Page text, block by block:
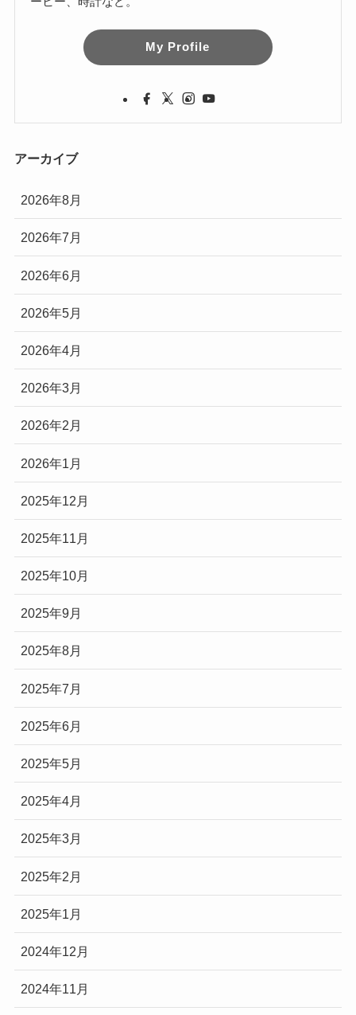
My Profile
アーカイブ
2026年8月
2026年7月
2026年6月
2026年5月
2026年4月
2026年3月
2026年2月
2026年1月
2025年12月
2025年11月
2025年10月
2025年9月
2025年8月
2025年7月
2025年6月
2025年5月
2025年4月
2025年3月
2025年2月
2025年1月
2024年12月
2024年11月